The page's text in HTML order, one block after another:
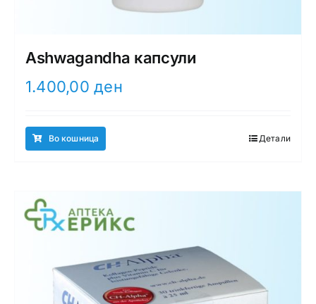
Ashwagandha капсули
1.400,00ден
Во кошница Детали